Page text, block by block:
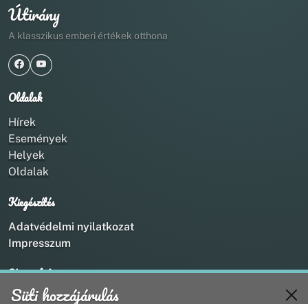
Útirány
A klasszikus emberi értékek otthona
Oldalak
Hírek
Események
Helyek
Oldalak
Kiegészítés
Adatvédelmi nyilatkozat
Impresszum
Kapcsolat
+36 20 211 1888
Süti hozzájárulás